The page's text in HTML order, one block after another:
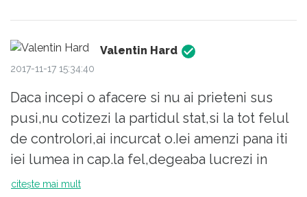
cineva a facut-o lata. Vezi Google in ultimii
ani. La noi, controalele se fac in scopul:"Lasa
ca iti gasim noi ceva"....suna cunoscut?In final,
ori pleaca. Din viata sau din Tara. Da,finalul
este previzibil, in parte,realist. "Abia când
ultimul antreprenor se va sătura și va trage
obloanele vor fi forțați să accepte că nu mai
au de unde fura dacă noi nu mai producem.
Valentin Hard
2017-11-17 15:34:40
Daca incepi o afacere si nu ai prieteni sus
pusi,nu cotizezi la partidul stat,si la tot felul
de controlori,ai incurcat o.Iei amenzi pana iti
iei lumea in cap.la fel,degeaba lucrezi in
agricultura si incerci sa prinzi un proiect cu
citește mai mult